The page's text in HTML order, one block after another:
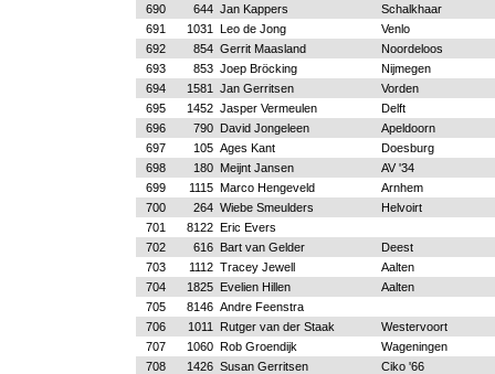
690
644 Jan Kappers
Schalkhaar
691
1031 Leo de Jong
Venlo
692
854 Gerrit Maasland
Noordeloos
693
853 Joep Bröcking
Nijmegen
694
1581 Jan Gerritsen
Vorden
695
1452 Jasper Vermeulen
Delft
696
790 David Jongeleen
Apeldoorn
697
105 Ages Kant
Doesburg
698
180 Meijnt Jansen
AV '34
699
1115 Marco Hengeveld
Arnhem
700
264 Wiebe Smeulders
Helvoirt
701
8122 Eric Evers
702
616 Bart van Gelder
Deest
703
1112 Tracey Jewell
Aalten
704
1825 Evelien Hillen
Aalten
705
8146 Andre Feenstra
706
1011 Rutger van der Staak
Westervoort
707
1060 Rob Groendijk
Wageningen
708
1426 Susan Gerritsen
Ciko '66